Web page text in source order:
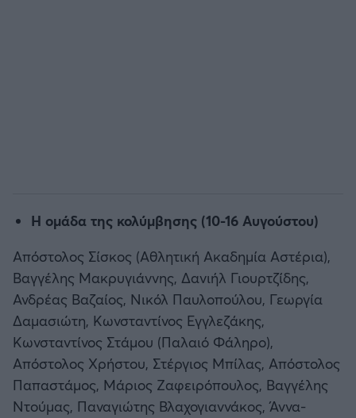
H ομάδα της κολύμβησης (10-16 Αυγούστου)
Απόστολος Σίσκος (Αθλητική Ακαδημία Αστέρια),
Βαγγέλης Μακρυγιάννης, Δανιήλ Γιουρτζίδης,
Ανδρέας Βαζαίος, Νικόλ Παυλοπούλου, Γεωργία
Δαμασιώτη, Κωνσταντίνος Εγγλεζάκης,
Κωνσταντίνος Στάμου (Παλαιό Φάληρο),
Απόστολος Χρήστου, Στέργιος Μπίλας, Απόστολος
Παπαστάμος, Μάριος Ζαφειρόπουλος, Βαγγέλης
Ντούμας, Παναγιώτης Βλαχογιαννάκος, Άννα-